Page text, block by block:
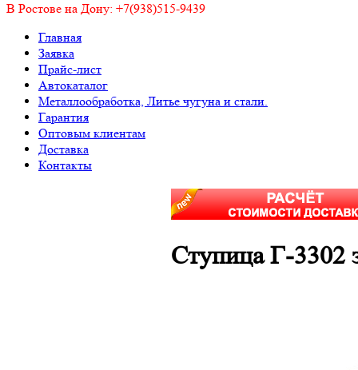
В Ростове на Дону: +7(938)515-9439
Главная
Заявка
Прайс-лист
Автокаталог
Металлообработка, Литье чугуна и стали.
Гарантия
Оптовым клиентам
Доставка
Контакты
Ступица Г-3302